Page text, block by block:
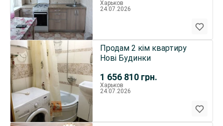
Харьков
24.07.2026
1 656 810 грн.
Продам 2 кім квартиру
Нові Будинки
Харьков
24.07.2026